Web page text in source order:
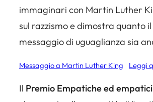
immaginari con Martin Luther
sul razzismo e dimostra quanto il
messaggio di uguaglianza sia
Messaggio a Martin Luther King Leggi
Il Premio Empatiche ed empatici